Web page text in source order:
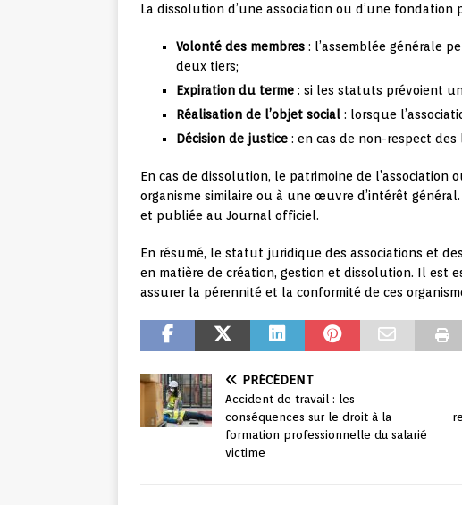
La dissolution d’une association ou d’une
Volonté des membres : l’assemblée générale
deux tiers;
Expiration du terme : si les statuts prévoient
Réalisation de l’objet social : lorsque
Décision de justice : en cas de non-respect
En cas de dissolution, le patrimoine de
organisme similaire ou à une œuvre d’intérêt
et publiée au Journal officiel.
En résumé, le statut juridique des associations et
en matière de création, gestion et dissolution. Il est
assurer la pérennité et la conformité de ces
PRÉCÉDENT
Accident de travail : les
conséquences sur le droit à la
formation professionnelle du salarié
victime